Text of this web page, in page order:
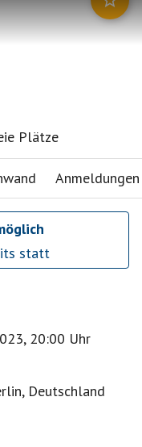
Plätze
Anmeldungen
statt
20:00 Uhr
Deutschland